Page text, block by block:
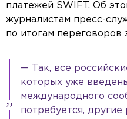
платежей SWIFT. Об
журналистам пресс-
по итогам переговоров
— Так, все
которых уже
международного
потребуется, другие